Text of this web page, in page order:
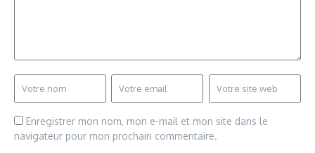
Enregistrer mon nom, mon e-mail et mon site dans le
navigateur pour mon prochain commentaire.